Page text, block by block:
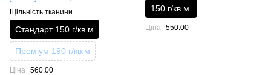
Щільність тканини
Стандарт 150 г/кв.м
Преміум 190 г/кв.м
Ціна 560.00
150 г/кв.м.
Ціна 550.00